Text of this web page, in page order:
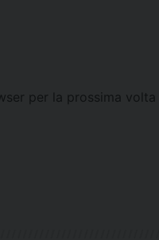
per la prossima